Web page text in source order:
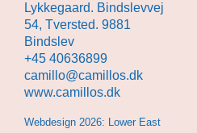
Lykkegaard. Bindslevvej
54, Tversted. 9881
Bindslev
+45 40636899
camillo@camillos.dk
www.camillos.dk
Webdesign 2026: Lower East